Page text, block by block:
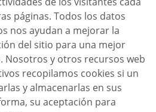
páginas. Todos los datos
nos ayudan a mejorar la
del sitio para una mejor
Nosotros y otros recursos web
recopilamos cookies si un
y almacenarlas en sus
su aceptación para